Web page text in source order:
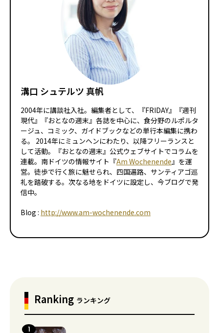
溝口 シュテルツ 真帆
2004年に講談社入社。編集者として、『FRIDAY』『週刊
現代』『おとなの週末』各誌を中心に、食分野のルポルタ
ージュ、コミック、ガイドブックなどの単行本編集に携わ
る。 2014年にミュンヘンにわたり、以降フリーランスと
して活動。『おとなの週末』公式ウェブサイトでコラムを
連載。南ドイツの情報サイト『Am Wochenende 』を運
営。徒歩で行く旅に魅せられ、四国遍路、サンティアゴ巡
礼を踏破する。次なる地をドイツに設定し、今ブログで発
信中。
Blog : http://www.am-wochenende.com
Ranking ランキング